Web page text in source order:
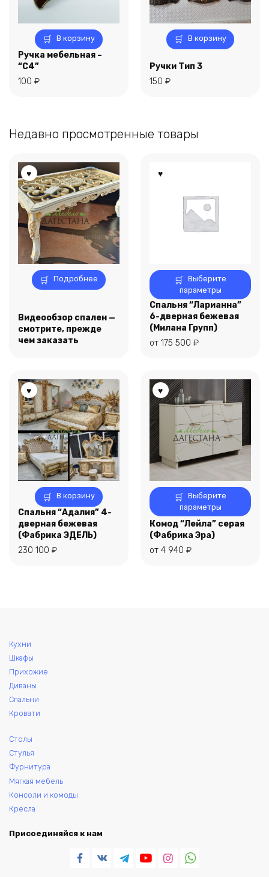
В корзину
Ручка мебельная –
“С4”
100 ₽
В корзину
Ручки Тип 3
150 ₽
Недавно просмотренные товары
Подробнее
Видеообзор спален —
смотрите, прежде
чем заказать
Выберите
параметры
Этот
товар
имеет
несколько
вариаций.
странице
товара.
Спальня “Ларианна”
6-дверная бежевая
(Милана Групп)
от 175 500 ₽
В корзину
Спальня “Адалия” 4-
дверная бежевая
(Фабрика ЭДЕЛЬ)
230 100 ₽
Выберите
параметры
Этот
товар
имеет
несколько
вариаций.
Комод “Лейла” серая
(Фабрика Эра)
от 4 940 ₽
Кухни
Шкафы
Прихожие
Диваны
Спальни
Кровати
Столы
Стулья
Фурнитура
Мягкая мебель
Консоли и комоды
Кресла
Присоединяйся к нам